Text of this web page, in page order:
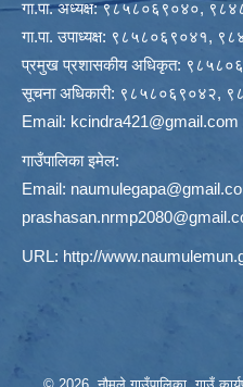
गा.पा. अध्यक्ष: ९८५८०६९०४०,
गा.पा. उपाध्यक्ष: ९८५८०६९०४१,
प्रमुख प्रशासकीय अधिकृत:
सूचना अधिकारी: ९८५८०६९०४२,
Email: kcindra421@gmail.com
गाउँपालिका इमेल:
Email:
URL: http://